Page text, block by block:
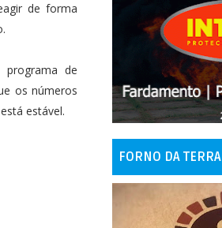
de forma
programa de
os números
estável.
FORNO DA TERRA